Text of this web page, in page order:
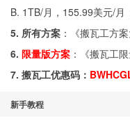
B. 1TB/月，155.99美元/月
5. 所有方案 ：《搬瓦工方
6. 限量版方案 ：《搬瓦工
7. 搬瓦工优惠码：
新手教程